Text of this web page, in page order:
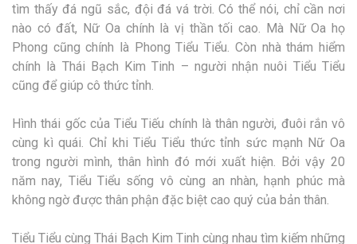
tìm thấy đá ngũ sắc, đội đá vá trời. Có thể nói, chỉ cần nơi
nào có đất, Nữ Oa chính là vị thần tối cao. Mà Nữ Oa họ
Phong cũng chính là Phong Tiểu Tiểu. Còn nhà thám hiểm
chính là Thái Bạch Kim Tinh – người nhận nuôi Tiểu Tiểu
cũng để giúp cô thức tỉnh.
Hình thái gốc của Tiểu Tiếu chính là thân người, đuôi rắn vô
cùng kì quái. Chỉ khi Tiểu Tiểu thức tỉnh sức mạnh Nữ Oa
trong người mình, thân hình đó mới xuất hiện. Bởi vậy 20
năm nay, Tiểu Tiểu sống vô cùng an nhàn, hạnh phúc mà
không ngờ được thân phận đặc biệt cao quý của bản thân.
Tiểu Tiểu cùng Thái Bạch Kim Tinh cùng nhau tìm kiếm những